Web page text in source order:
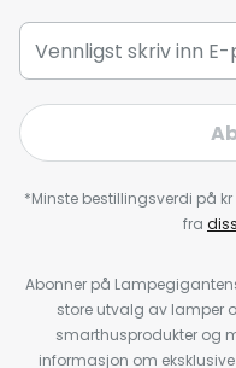
*Minste bestillingsverdi på kr
fra
Abonner på
store utvalg av lamper
smarthusprodukter og
informasjon om